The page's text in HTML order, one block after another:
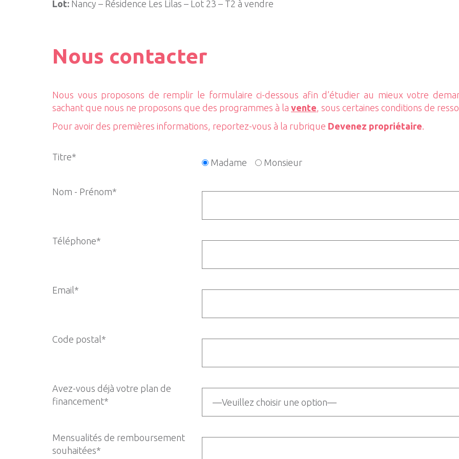
Lot: Nancy – Résidence Les Lilas – Lot 23 – T2 à vendre
Nous contacter
Nous vous proposons de remplir le formulaire ci-dessous afin d’étudier au mieux votre
sachant que nous ne proposons que des programmes à la vente, sous certaines conditions de
Pour avoir des premières informations, reportez-vous à la rubrique Devenez propriétaire.
Titre*
Madame Monsieur
Nom - Prénom*
Téléphone*
Email*
Code postal*
Avez-vous déjà votre plan de
financement*
Mensualités de remboursement
souhaitées*